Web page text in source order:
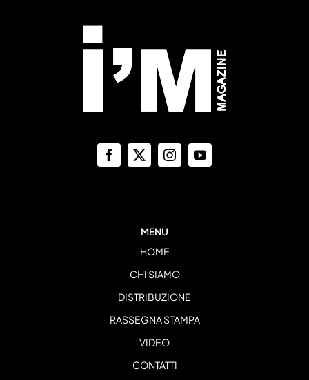
MENU
HOME
CHI SIAMO
DISTRIBUZIONE
RASSEGNA STAMPA
VIDEO
CONTATTI